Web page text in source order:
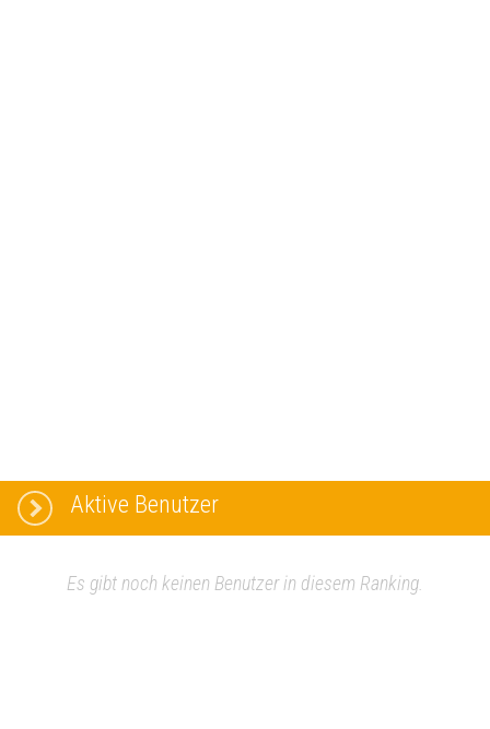
Aktive Benutzer
Es gibt noch keinen Benutzer in diesem Ranking.